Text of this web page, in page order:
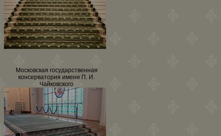
Московская государственная
консерватория имени П. И.
Чайковского